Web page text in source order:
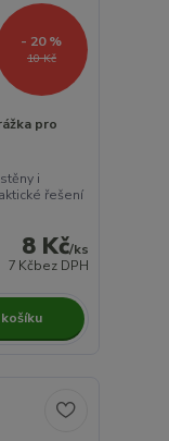
10 Kč
- 20 %
pro
i
řešení
8 Kč/ks
7 Kčbez DPH